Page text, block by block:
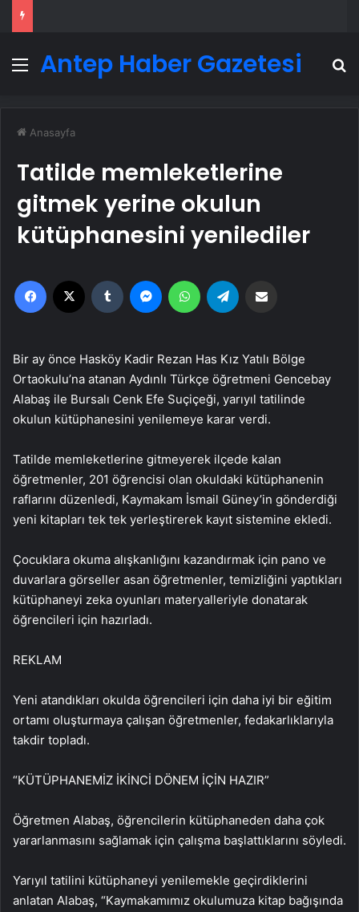
Menü
Antep Haber Gazetesi
Anasayfa
Tatilde memleketlerine
gitmek yerine okulun
kütüphanesini yenilediler
Facebook Tumblr MessengerWhatsApp
Bir ay önce Hasköy Kadir Rezan Has Kız Yatılı Bölge
Ortaokulu’na atanan Aydınlı Türkçe öğretmeni Gencebay
Alabaş ile Bursalı Cenk Efe Suçiçeği, yarıyıl tatilinde
okulun kütüphanesini yenilemeye karar verdi.
Tatilde memleketlerine gitmeyerek ilçede kalan
öğretmenler, 201 öğrencisi olan okuldaki kütüphanenin
raflarını düzenledi, Kaymakam İsmail Güney’in gönderdiği
yeni kitapları tek tek yerleştirerek kayıt sistemine ekledi.
Çocuklara okuma alışkanlığını kazandırmak için pano ve
duvarlara görseller asan öğretmenler, temizliğini yaptıkları
kütüphaneyi zeka oyunları materyalleriyle donatarak
öğrencileri için hazırladı.
REKLAM
Yeni atandıkları okulda öğrencileri için daha iyi bir eğitim
ortamı oluşturmaya çalışan öğretmenler, fedakarlıklarıyla
takdir topladı.
“KÜTÜPHANEMİZ İKİNCİ DÖNEM İÇİN HAZIR”
Öğretmen Alabaş, öğrencilerin kütüphaneden daha çok
yararlanmasını sağlamak için çalışma başlattıklarını söyledi.
Yarıyıl tatilini kütüphaneyi yenilemekle geçirdiklerini
anlatan Alabaş, “Kaymakamımız okulumuza kitap bağışında